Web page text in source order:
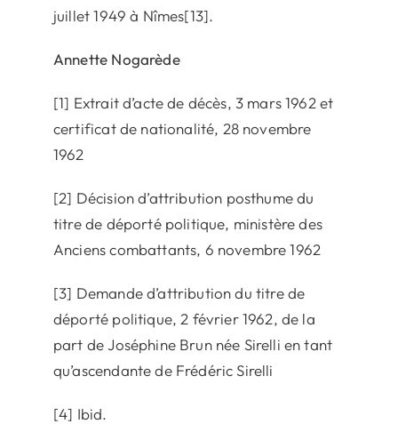
juillet 1949 à Nîmes[13].
Annette Nogarède
[1] Extrait d’acte de décès, 3 mars 1962 et
certificat de nationalité, 28 novembre
1962
[2] Décision d’attribution posthume du
titre de déporté politique, ministère des
Anciens combattants, 6 novembre 1962
[3] Demande d’attribution du titre de
déporté politique, 2 février 1962, de la
part de Joséphine Brun née Sirelli en tant
qu’ascendante de Frédéric Sirelli
[4] Ibid.